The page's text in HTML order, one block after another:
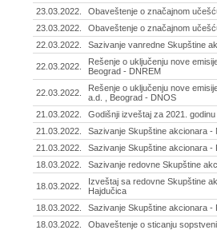
23.03.2022.
Obaveštenje o značajnom
23.03.2022.
Obaveštenje o značajnom
22.03.2022.
Sazivanje vanredne Skupštine
22.03.2022.
Rešenje o uključenju nove
Beograd - DNREM
22.03.2022.
Rešenje o uključenju nove
a.d. , Beograd - DNOS
21.03.2022.
Godišnji izveštaj za 2021.
21.03.2022.
Sazivanje Skupštine akcionara -
21.03.2022.
Sazivanje Skupštine akcionara
18.03.2022.
Sazivanje redovne Skupštine
18.03.2022.
Izveštaj sa redovne Skupštine
Hajdučica
18.03.2022.
Sazivanje Skupštine akcionara -
18.03.2022.
Obaveštenje o sticanju